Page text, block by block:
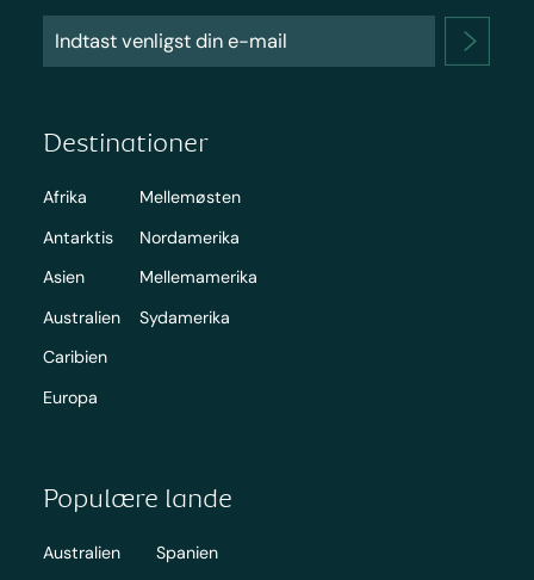
Destinationer
Afrika
Antarktis
Asien
Australien
Caribien
Europa
Mellemøsten
Nordamerika
Mellemamerika
Sydamerika
Populære lande
Australien
Spanien